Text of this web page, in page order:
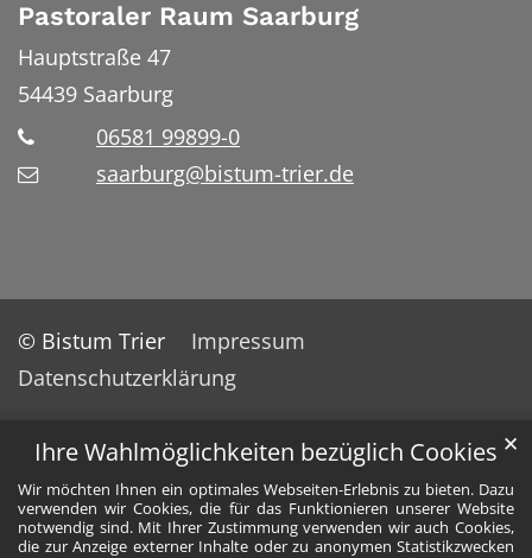
Ihre Wahlmöglichkeiten bezüglich Cookies
Wir möchten Ihnen ein optimales Webseiten-Erlebnis zu bieten. Dazu
verwenden wir Cookies, die für das Funktionieren unserer Website
notwendig sind. Mit Ihrer Zustimmung verwenden wir auch Cookies,
die zur Anzeige externer Inhalte oder zu anonymen Statistikzwecken
✕
Pastoraler Raum Saarburg
Hauptstraße 47
54439 Saarburg
06581 99899-0
saarburg@bistum-trier.de
© Bistum Trier
Impressum
Datenschutzerklärung